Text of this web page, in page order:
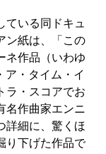
ている同ドキュ
ン紙は、「この
ネ作品（いわゆ
ア・タイム・イ
ラ・スコアでお
名作曲家エンニ
詳細に、驚くほ
り下げた作品で